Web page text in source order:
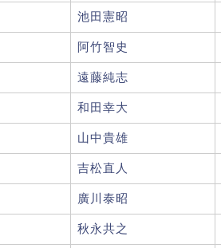
池田憲昭
阿竹智史
遠藤純志
和田幸大
山中貴雄
吉松直人
廣川泰昭
秋永共之